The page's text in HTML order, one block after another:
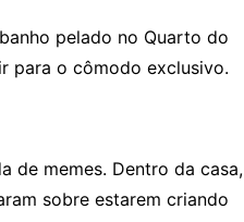
pelado no Quarto do
para o cômodo exclusivo.
de memes. Dentro da casa,
sobre estarem criando